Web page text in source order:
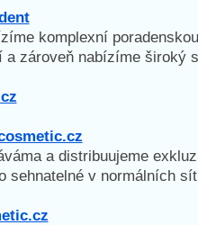
komplexní
a zároveň nabízíme široký
a distribuujeme
sehnatelné v normálních